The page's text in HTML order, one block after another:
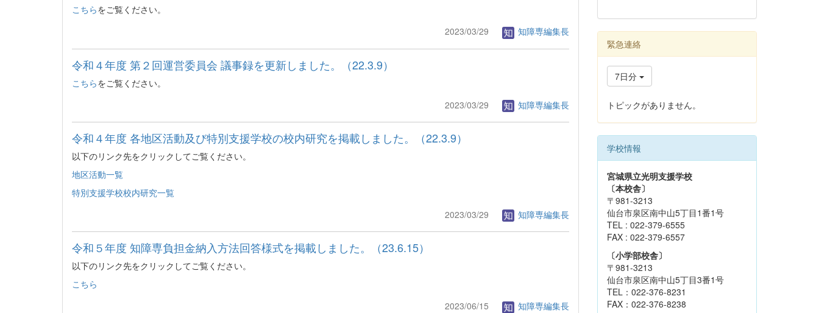
こちらをご覧ください。
2023/03/29
知障専編集長
令和４年度 第２回運営委員会 議事録を更新しました。（22.3.9）
こちらをご覧ください。
2023/03/29
知障専編集長
令和４年度 各地区活動及び特別支援学校の校内研究を掲載しました。（22.3.9）
以下のリンク先をクリックしてご覧ください。
地区活動一覧
特別支援学校校内研究一覧
2023/03/29
知障専編集長
令和５年度 知障専負担金納入方法回答様式を掲載しました。（23.6.15）
以下のリンク先をクリックしてご覧ください。
こちら
2023/06/15
知障専編集長
緊急連絡
7日分
トピックがありません。
学校情報
宮城県立光明支援学校
〔本校舎〕
〒981-3213
仙台市泉区南中山5丁目1番1号
TEL : 022-379-6555
FAX : 022-379-6557
〔小学部校舎〕
〒981-3213
仙台市泉区南中山5丁目3番1号
TEL：022-376-8231
FAX：022-376-8238